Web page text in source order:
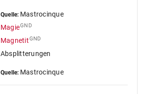
Quelle: Mastrocinque
MagieGND
MagnetitGND
Absplitterungen
Quelle: Mastrocinque